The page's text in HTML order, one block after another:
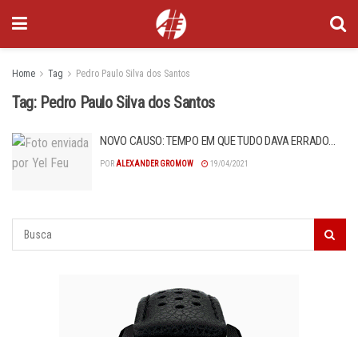
Home Tag Pedro Paulo Silva dos Santos
Tag: Pedro Paulo Silva dos Santos
NOVO CAUSO: TEMPO EM QUE TUDO DAVA ERRADO…
POR ALEXANDER GROMOW 19/04/2021